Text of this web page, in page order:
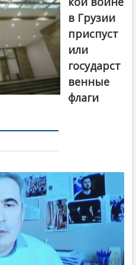
в Грузии
приспуст
или
государст
венные
флаги